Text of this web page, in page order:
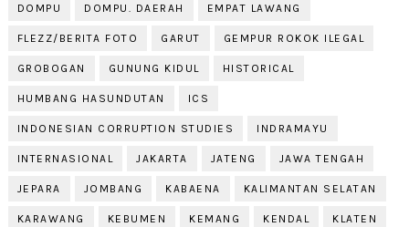
DOMPU DOMPU. DAERAH EMPAT LAWANG
FLEZZ/BERITA FOTO GARUT GEMPUR ROKOK ILEGAL
GROBOGAN GUNUNG KIDUL HISTORICAL
HUMBANG HASUNDUTAN ICS
INDONESIAN CORRUPTION STUDIES INDRAMAYU
INTERNASIONAL JAKARTA JATENG JAWA TENGAH
JEPARA JOMBANG KABAENA KALIMANTAN SELATAN
KARAWANG KEBUMEN KEMANG KENDAL KLATEN